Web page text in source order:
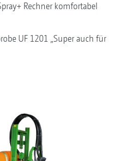
Rechner komfortabel
UF 1201 „Super auch für